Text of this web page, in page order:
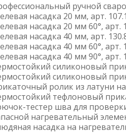
ручной
насадка 20 мм, арт.
насадка 20 мм 60°, арт.
насадка 40 мм, арт.
насадка 40 мм 60°, арт.
насадка 40 мм 90°, арт.
силиконовый
силиконовый
ролик из латуни
тефлоновый
тестер шва для
нагревательный
насадка на